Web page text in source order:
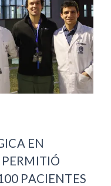
EN
PACIENTES